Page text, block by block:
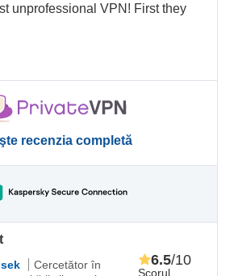
unprofessional VPN! First they
recenzia completă
Cercetător în
Scorul
6.5/10